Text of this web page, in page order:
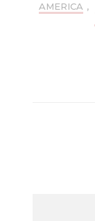
AMERICA ,